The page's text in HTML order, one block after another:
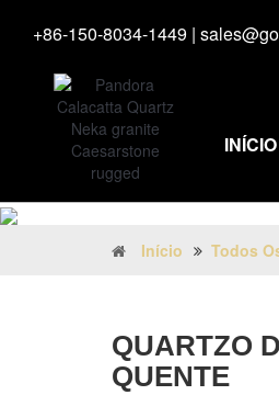
+86-150-8034-1449 |
INÍCIO
Início Todos
QUARTZO
QUENTE